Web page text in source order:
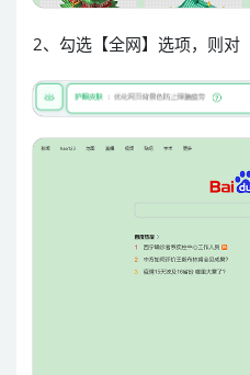
2、勾选【全网】选项，则对